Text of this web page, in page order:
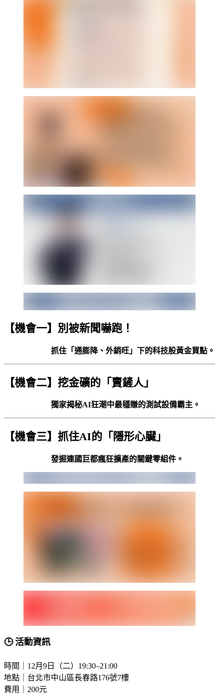
【機會一】別被新聞嚇跑！
抓住「通膨降、外銷旺」下的科技股黃金買點。
【機會二】挖金礦的「賣鏟人」
獨家揭秘AI狂潮中最穩賺的測試設備霸主。
【機會三】抓住AI的「隱形心臟」
發掘連國巨都瘋狂擴產的關鍵零組件。
🕒 活動資訊
時間｜12月9日（二）19:30–21:00
地點｜台北市中山區長春路176號7樓
費用｜200元